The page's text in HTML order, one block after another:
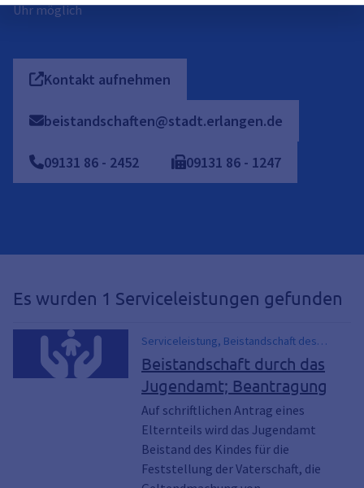
Uhr möglich
Kontakt aufnehmen
beistandschaften@stadt.erlangen.de
09131 86 - 2452 09131 86 - 1247
Es wurden 1 Serviceleistungen gefunden
Serviceleistung, Beistandschaft des
Jugendamtes, Unterhaltsansprüche,
Vaterschaftsfeststellung,
Vaterschaftsfeststellung,
Unterhaltsansprüche
Beistandschaft durch das
Jugendamt; Beantragung
Auf schriftlichen Antrag eines
Elternteils wird das Jugendamt
Beistand des Kindes für die
Feststellung der Vaterschaft, die